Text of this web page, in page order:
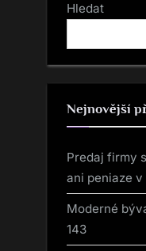
Hledat
Nejnovější
Predaj firmy
ani peniaze
Moderné
143